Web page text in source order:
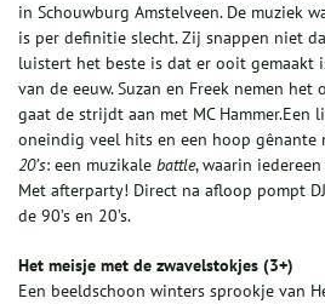
in Schouwburg Amstelveen. De muziek
is per definitie slecht. Zij snappen niet
luistert het beste is dat er ooit gemaakt
van de eeuw. Suzan en Freek nemen het
gaat de strijdt aan met MC Hammer.Een
oneindig veel hits en een hoop gênante
20’s: een muzikale battle, waarin
Met afterparty! Direct na afloop pompt
de 90’s en 20’s.
Het meisje met de zwavelstokjes (3+)
Een beeldschoon winters sprookje van